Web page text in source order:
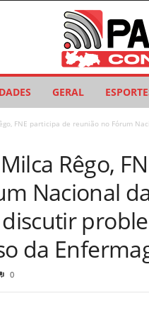
GERAL
FNE participa de reunião no Fórum
Rêgo,
Nacional
da
0